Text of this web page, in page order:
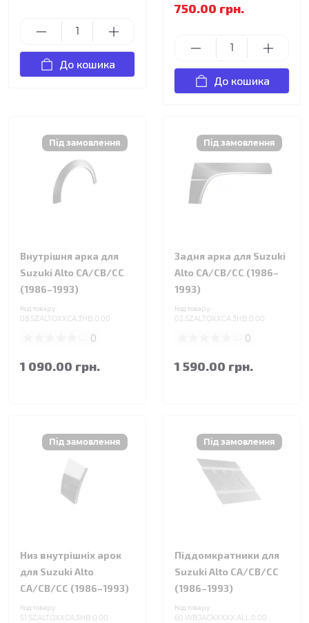
До кошика
750.00 грн.
До кошика
Внутрішня арка для
Suzuki Alto CA/CB/CC
(1986–1993)
Код товару:
08.SZALTOXXCA.3HB.0.00
0
1 090.00 грн.
Задня арка для Suzuki
Alto CA/CB/CC (1986–
1993)
Код товару:
02.SZALTOXXCA.3HB.0.00
0
1 590.00 грн.
Низ внутрішніх арок
для Suzuki Alto
CA/CB/CC (1986–1993)
Код товару:
51.SZALTOXXCA.3HB.0.00
Піддомкратники для
Suzuki Alto CA/CB/CC
(1986–1993)
Код товару:
60.WBJACKXXXX.ALL.0.00